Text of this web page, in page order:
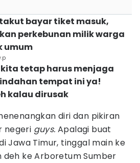
bayar tiket masuk,
perkebunan milik warga
umum
tetap harus menjaga
tempat ini ya!
kalau dirusak
diri dan pikiran
negeri guys.Apalagi buat
Jawa Timur, tinggal main ke
deh ke Arboretum Sumber